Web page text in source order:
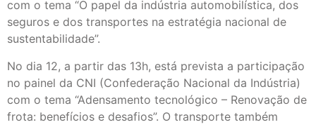
com o tema “O papel da indústria automobilística, dos
seguros e dos transportes na estratégia nacional de
sustentabilidade”.
No dia 12, a partir das 13h, está prevista a participação
no painel da CNI (Confederação Nacional da Indústria)
com o tema “Adensamento tecnológico – Renovação de
frota: benefícios e desafios”. O transporte também